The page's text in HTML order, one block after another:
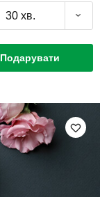
30 хв.
Подарувати